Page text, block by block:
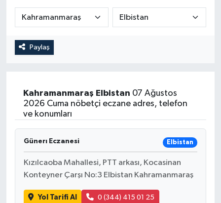
Paylaş
Kahramanmaraş Elbistan 07 Ağustos
2026 Cuma nöbetçi eczane adres, telefon
ve konumları
Günerı Eczanesi Elbistan
Kızılcaoba Mahallesi, PTT arkası, Kocasinan
Konteyner Çarşı No:3 Elbistan Kahramanmaraş
Yol Tarifi Al 0 (344) 415 01 25